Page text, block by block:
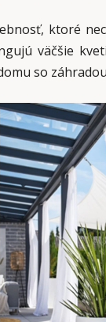
ktoré
väčšie
so